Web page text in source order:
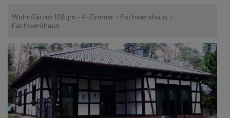
Wohnfläche: 108qm - 4-Zimmer - Fachwerkhaus -
Fachwerkhaus